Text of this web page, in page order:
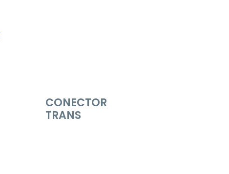
CONECTOR
TRANS